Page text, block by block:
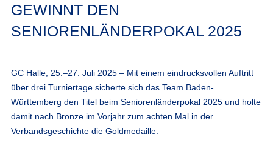
GEWINNT DEN
SENIORENLÄNDERPOKAL 2025
GC Halle, 25.–27. Juli 2025– Mit einem eindrucksvollen Auftritt
über drei Turniertage sicherte sich das Team Baden-
Württemberg den Titel beim Seniorenländerpokal 2025und holte
damit nach Bronze im Vorjahr zum achten Mal in der
Verbandsgeschichtedie Goldmedaille.